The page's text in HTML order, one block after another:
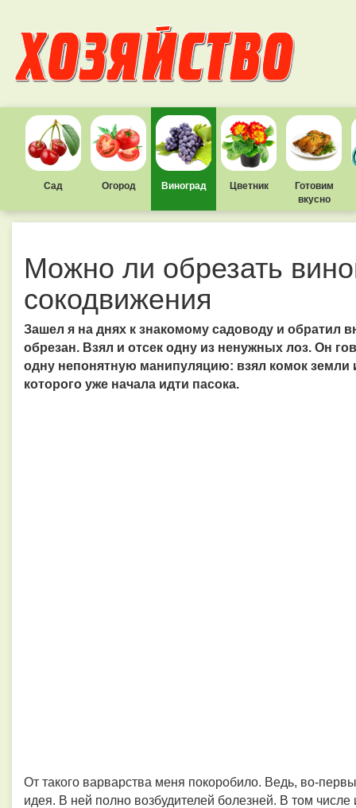
Сад Огород Виноград Цветник
Готовим
вкусно
Можно ли обрезать
сокодвижения
Зашел я на днях к знакомому садоводу и обратил
обрезан. Взял и отсек одну из ненужных лоз. Он
одну непонятную манипуляцию: взял комок земли
которого уже начала идти пасока.
От такого варварства меня покоробило. Ведь, во-
идея. В ней полно возбудителей болезней. В том